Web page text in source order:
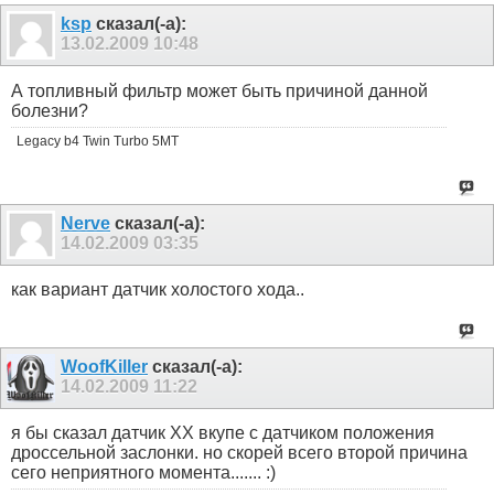
ksp сказал(-а):
13.02.2009 10:48
А топливный фильтр может быть причиной данной
болезни?
Legacy b4 Twin Turbo 5MT
Nerve сказал(-а):
14.02.2009 03:35
как вариант датчик холостого хода..
WoofKiller сказал(-а):
14.02.2009 11:22
я бы сказал датчик ХХ вкупе с датчиком положения
дроссельной заслонки. но скорей всего второй причина
сего неприятного момента....... :)